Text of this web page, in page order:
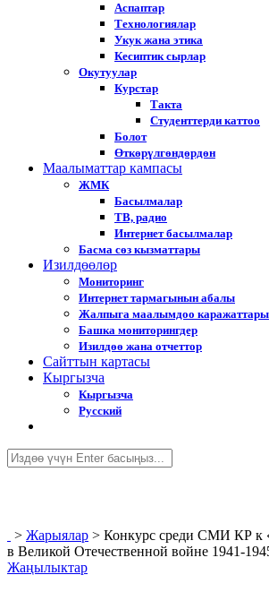
Аспаптар
Технологиялар
Укук жана этика
Кесиптик сырлар
Окутуулар
Курстар
Такта
Студенттерди каттоо
Болот
Өткөрүлгөндөрдөн
Маалыматтар кампасы
ЖМК
Басылмалар
ТВ, радио
Интернет басылмалар
Басма сөз кызматтары
Изилдөөлөр
Мониторинг
Интернет тармагынын абалы
Жалпыга маалымдоо каражаттары
Башка мониторингдер
Изилдөө жана отчеттор
Cайттын картасы
Кыргызча
Кыргызча
Русский
> Жарыялар > Конкурс среди СМИ КР к
в Великой Отечественной войне 1941-
Жаңылыктар